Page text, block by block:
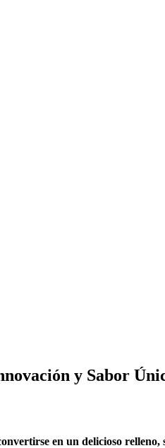
y Sabor
en un delicioso